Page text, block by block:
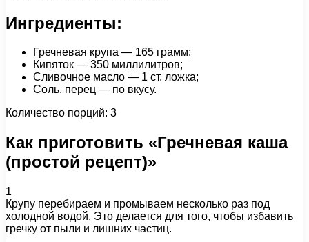
Ингредиенты:
Гречневая крупа — 165 грамм;
Кипяток — 350 миллилитров;
Сливочное масло — 1 ст. ложка;
Соль, перец — по вкусу.
Количество порций: 3
Как приготовить «Гречневая каша
(простой рецепт)»
1
Крупу перебираем и промываем несколько раз под
холодной водой. Это делается для того, чтобы избавить
гречку от пыли и лишних частиц.